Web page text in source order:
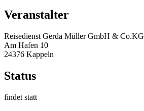
Veranstalter
Reisedienst Gerda Müller GmbH & Co.KG
Am Hafen 10
24376 Kappeln
Status
findet statt